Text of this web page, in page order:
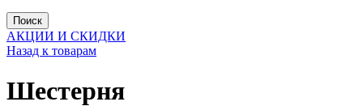
Поиск
АКЦИИ И СКИДКИ
Назад к товарам
Шестерня